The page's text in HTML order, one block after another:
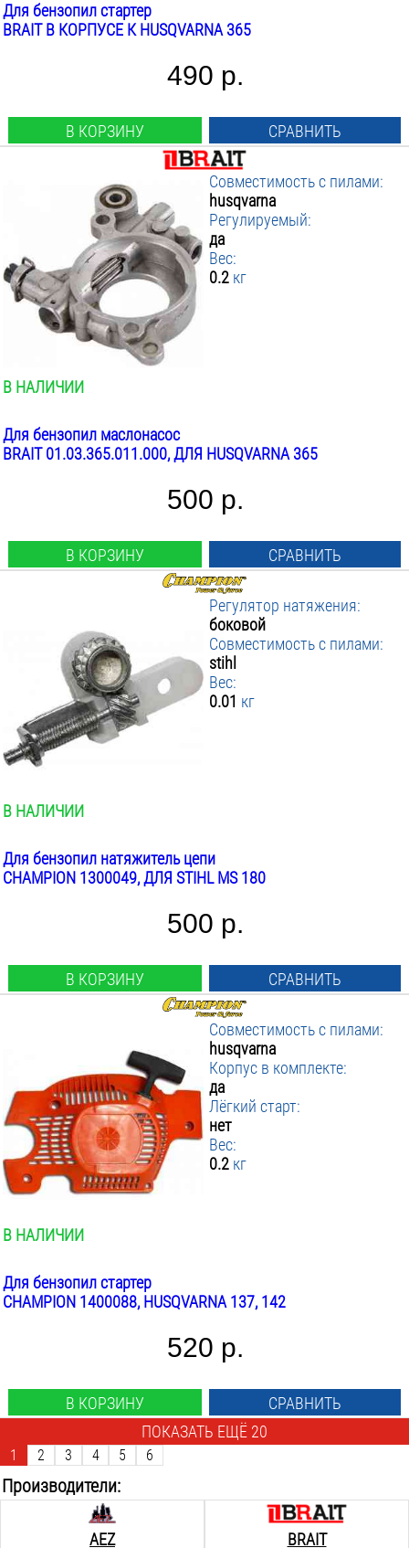
Для бензопил стартер
BRAIT В КОРПУСЕ К HUSQVARNA 365
490 р.
В КОРЗИНУ СРАВНИТЬ
Совместимость с пилами:
husqvarna
Регулируемый:
да
Вес:
0.2 кг
В НАЛИЧИИ
Для бензопил маслонасос
BRAIT 01.03.365.011.000, ДЛЯ HUSQVARNA 365
500 р.
В КОРЗИНУ СРАВНИТЬ
Регулятор натяжения:
боковой
Совместимость с пилами:
stihl
Вес:
0.01 кг
В НАЛИЧИИ
Для бензопил натяжитель цепи
CHAMPION 1300049, ДЛЯ STIHL MS 180
500 р.
В КОРЗИНУ СРАВНИТЬ
Совместимость с пилами:
husqvarna
Корпус в комплекте:
да
Лёгкий старт:
нет
Вес:
0.2 кг
В НАЛИЧИИ
Для бензопил стартер
CHAMPION 1400088, HUSQVARNA 137, 142
520 р.
В КОРЗИНУ
СРАВНИТЬ
ПОКАЗАТЬ ЕЩЁ 20
1 2 3 4 5 6
Производители:
AEZ BRAIT